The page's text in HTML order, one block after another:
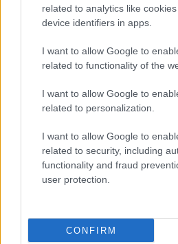
related to analytics like
device identifiers in apps.
I want to allow Google to
related to functionality of the
I want to allow Google to
related to personalization.
I want to allow Google to
related to security, including
functionality and fraud
user protection.
CONFIRM
Μια μεγάλη αλλαγή
νέα της ηλεκτρικά